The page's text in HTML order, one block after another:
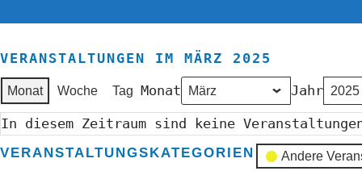
VERANSTALTUNGEN IM MÄRZ 2025
Monat Woche Tag Monat Jahr
In diesem Zeitraum sind keine
VERANSTALTUNGSKATEGORIEN Andere